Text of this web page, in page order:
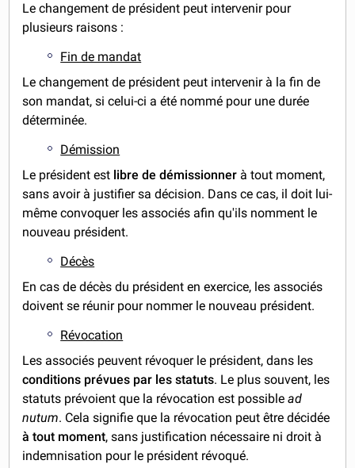
Le changement de président peut intervenir pour
plusieurs raisons :
Fin de mandat
Le changement de président peut intervenir à la fin de
son mandat, si celui-ci a été nommé pour une durée
déterminée.
Démission
Le président est libre de démissionner à tout moment,
sans avoir à justifier sa décision. Dans ce cas, il doit lui-
même convoquer les associés afin qu'ils nomment le
nouveau président.
Décès
En cas de décès du président en exercice, les associés
doivent se réunir pour nommer le nouveau président.
Révocation
Les associés peuvent révoquer le président, dans les
conditions prévues par les statuts. Le plus souvent, les
statuts prévoient que la révocation est possiblead
nutum. Cela signifie que la révocation peut être décidée
à tout moment, sans justification nécessaire ni droit à
indemnisation pour le président révoqué.